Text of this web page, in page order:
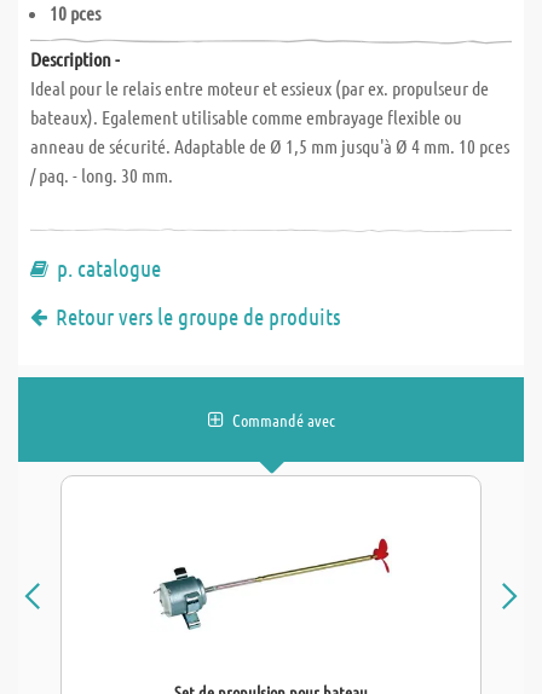
10 pces
Description -
Ideal pour le relais entre moteur et essieux (par ex. propulseur de
bateaux). Egalement utilisable comme embrayage flexible ou
anneau de sécurité. Adaptable de Ø 1,5 mm jusqu'à Ø 4 mm. 10 pces
/ paq. - long. 30 mm.
p. catalogue
Retour vers le groupe de produits
Commandé avec